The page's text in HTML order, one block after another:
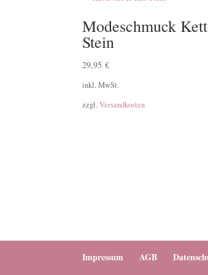
Modeschmuck
Stein
29,95€
inkl. MwSt.
zzgl.Versandkosten
Impressum AGB